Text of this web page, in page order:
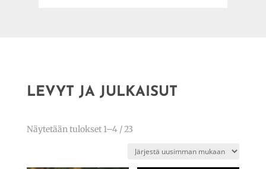
LEVYT JA JULKAISUT
Näytetään tulokset 1–4 / 23Sorted
latest